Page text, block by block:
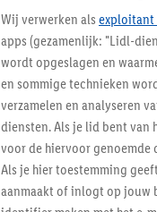
Wij verwerken als exploitant
apps (gezamenlijk: "Lidl-
wordt opgeslagen en
en sommige technieken
verzamelen en analyseren
diensten. Als je lid bent van
voor de hiervoor genoemde
Als je hier toestemming
aanmaakt of inlogt op jouw